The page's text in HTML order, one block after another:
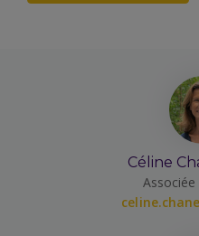
Céline